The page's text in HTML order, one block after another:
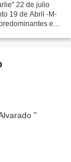
22 de julio
19 de Abril -M-
en